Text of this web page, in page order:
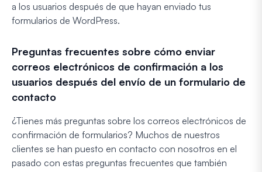
a los usuarios después de que hayan enviado tus
formularios de WordPress.
Preguntas frecuentes sobre cómo enviar
correos electrónicos de confirmación a los
usuarios después del envío de un formulario de
contacto
¿Tienes más preguntas sobre los correos electrónicos de
confirmación de formularios? Muchos de nuestros
clientes se han puesto en contacto con nosotros en el
pasado con estas preguntas frecuentes que también